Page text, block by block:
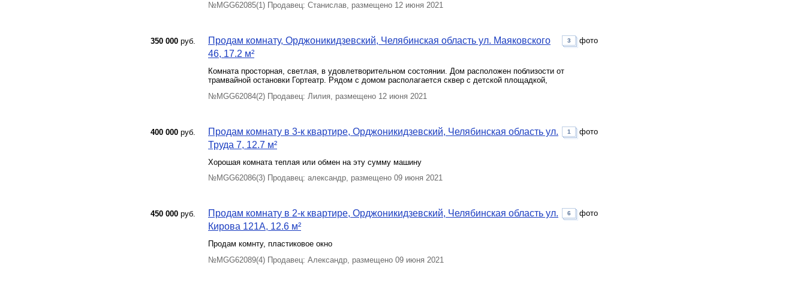
№MGG62085(1) Продавец: Станислав, размещено 12 июня 2021
350 000 руб.
Продам комнату, Орджоникидзевский, Челябинская область ул. Маяковского
46, 17.2 м²
Комната просторная, светлая, в удовлетворительном состоянии. Дом расположен поблизости от
трамвайной остановки Гортеатр. Рядом с домом располагается сквер с детской площадкой,
3 фото
№MGG62084(2) Продавец: Лилия, размещено 12 июня 2021
400 000 руб.
Продам комнату в 3-к квартире, Орджоникидзевский, Челябинская область ул.
Труда 7, 12.7 м²
Хорошая комната теплая или обмен на эту сумму машину
1 фото
№MGG62086(3) Продавец: александр, размещено 09 июня 2021
450 000 руб.
Продам комнату в 2-к квартире, Орджоникидзевский, Челябинская область ул.
Кирова 121А, 12.6 м²
Продам комнту, пластиковое окно
6 фото
№MGG62089(4) Продавец: Александр, размещено 09 июня 2021